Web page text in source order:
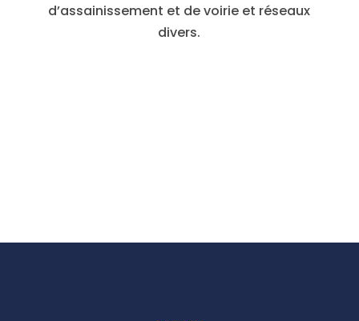
d’assainissement et de voirie et réseaux
divers.